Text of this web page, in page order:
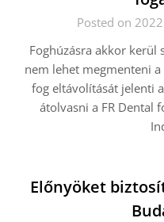
Posted on
Foghúzásra akkor kerül
nem lehet megmenteni a
fog eltávolítását jelenti
átolvasni a FR Dental
Előnyöket